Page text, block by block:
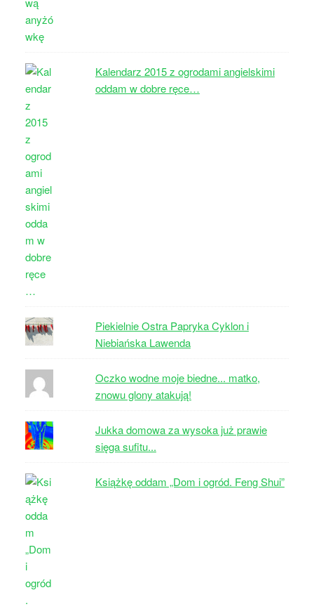
Kalendarz 2015 z ogrodami angielskimi
oddam w dobre ręce…
Piekielnie Ostra Papryka Cyklon i
Niebiańska Lawenda
Oczko wodne moje biedne... matko,
znowu glony atakują!
Jukka domowa za wysoka już prawie
sięga sufitu...
Książkę oddam „Dom i ogród. Feng Shui”